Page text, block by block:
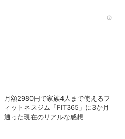
月額2980円で家族4人まで使えるフ
ィットネスジム「FIT365」に3か月
通った現在のリアルな感想